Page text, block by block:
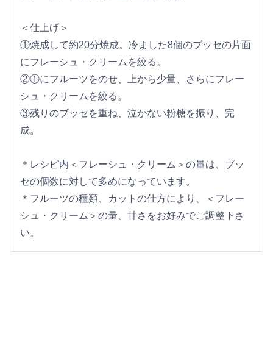
＜仕上げ＞
①焼成して約20分焼成。冷ました8個のブッセの片面
にフレーシュ・クリームを絞る。
②①にフルーツをのせ、上から少量、さらにフレー
シュ・クリームを絞る。
③残りのブッセを重ね、泣かない粉糖を振り、完
成。
＊レシピ内＜フレーシュ・クリーム＞の量は、ブッ
セの個数に対して多めになっています。
＊フルーツの種類、カットの仕方により、＜フレー
シュ・クリーム＞の量、甘さをお好みでご調整下さ
い。